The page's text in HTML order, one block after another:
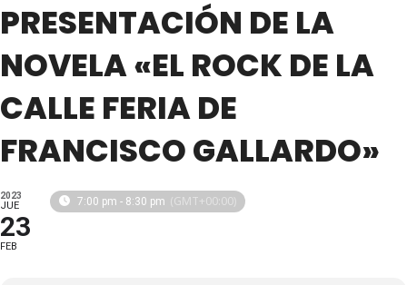
PRESENTACIÓN DE LA
NOVELA «EL ROCK DE LA
CALLE FERIA DE
FRANCISCO GALLARDO»
2023
JUE
23
FEB
7:00 pm - 8:30 pm (GMT+00:00)